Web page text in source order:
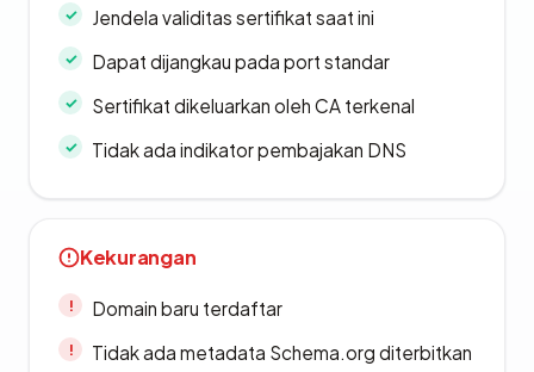
Jendela validitas sertifikat saat ini
Dapat dijangkau pada port standar
Sertifikat dikeluarkan oleh CA terkenal
Tidak ada indikator pembajakan DNS
Kekurangan
Domain baru terdaftar
Tidak ada metadata Schema.org diterbitkan